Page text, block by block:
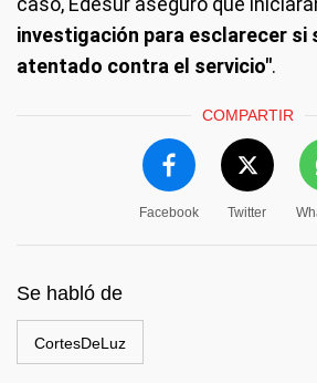
investigación para esclarecer si
atentado contra el servicio".
COMPARTIR
Facebook Twitter
Se habló de
CortesDeLuz